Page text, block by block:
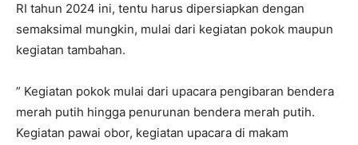
RI tahun 2024 ini, tentu harus dipersiapkan dengan
semaksimal mungkin, mulai dari kegiatan pokok maupun
kegiatan tambahan.
” Kegiatan pokok mulai dari upacara pengibaran bendera
merah putih hingga penurunan bendera merah putih.
Kegiatan pawai obor, kegiatan upacara di makam